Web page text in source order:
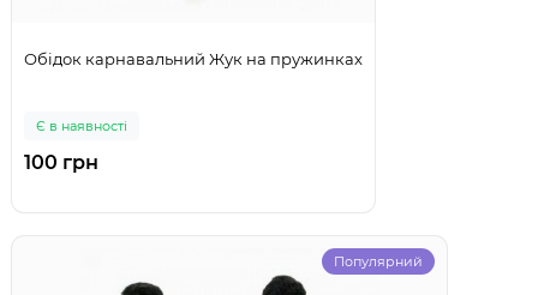
Обідок карнавальний Жук на пружинках
Є в наявності
100 грн
Популярний